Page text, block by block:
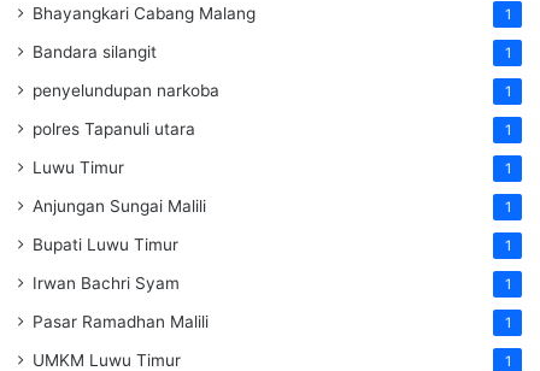
Bhayangkari Cabang Malang 1
Bandara silangit 1
penyelundupan narkoba 1
polres Tapanuli utara 1
Luwu Timur 1
Anjungan Sungai Malili 1
Bupati Luwu Timur 1
Irwan Bachri Syam 1
Pasar Ramadhan Malili 1
UMKM Luwu Timur 1